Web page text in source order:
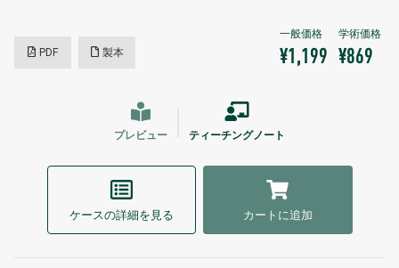
PDF 製本 ¥1,199 ¥869
プレビュー ティーチングノート
ケースの詳細を見る カートに追加